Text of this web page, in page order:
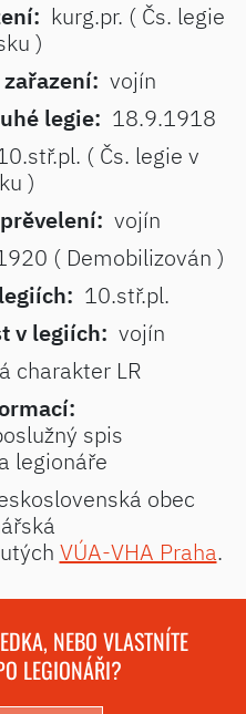
kurg.pr. ( Čs. legie
)
vojín
legie: 18.9.1918
( Čs. legie v
)
vojín
( Demobilizován )
10.stř.pl.
v legiích: vojín
charakter LR
spis
legionáře
obec
VÚA-VHA Praha.
NEBO VLASTNÍTE
LEGIONÁŘI?